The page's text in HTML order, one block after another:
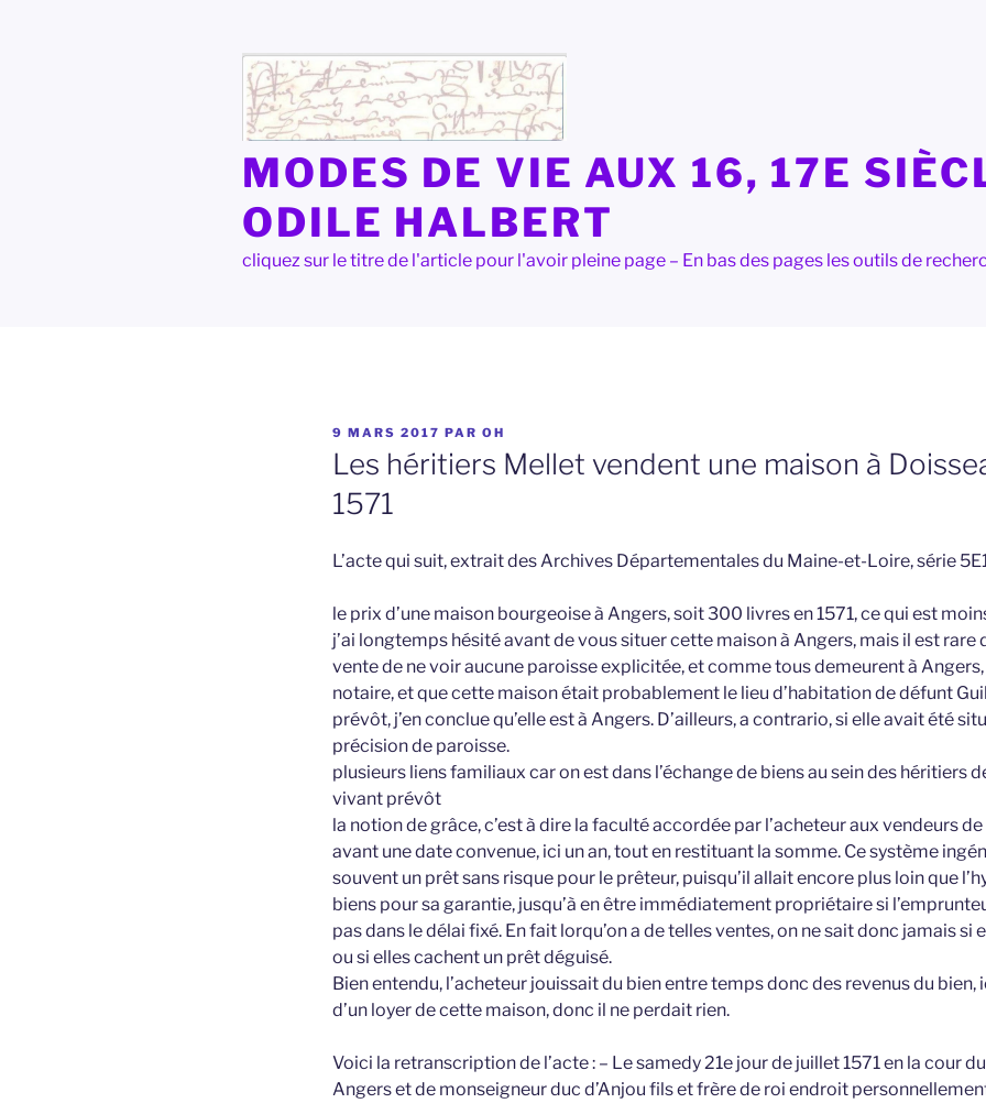
MODES DE VIE AUX 16, 17E
ODILE HALBERT
cliquez sur le titre de l'article pour l'avoir pleine page – En bas des pages les outils de
PUBLIÉ
LE
9 MARS 2017 PAR OH
Les héritiers Mellet vendent une maison à
1571
L’acte qui suit, extrait des Archives Départementales du Maine-et-Loire, série
le prix d’une maison bourgeoise à Angers, soit 300 livres en 1571, ce qui est
j’ai longtemps hésité avant de vous situer cette maison à Angers, mais il est rare
vente de ne voir aucune paroisse explicitée, et comme tous demeurent à
notaire, et que cette maison était probablement le lieu d’habitation de défunt
prévôt, j’en conclue qu’elle est à Angers. D’ailleurs, a contrario, si elle avait été
précision de paroisse.
plusieurs liens familiaux car on est dans l’échange de biens au sein des héritiers
vivant prévôt
la notion de grâce, c’est à dire la faculté accordée par l’acheteur aux vendeurs
avant une date convenue, ici un an, tout en restituant la somme. Ce système
souvent un prêt sans risque pour le prêteur, puisqu’il allait encore plus loin que
biens pour sa garantie, jusqu’à en être immédiatement propriétaire si
pas dans le délai fixé. En fait lorqu’on a de telles ventes, on ne sait donc jamais
ou si elles cachent un prêt déguisé.
Bien entendu, l’acheteur jouissait du bien entre temps donc des revenus du
d’un loyer de cette maison, donc il ne perdait rien.
Voici la retranscription de l’acte : – Le samedy 21e jour de juillet 1571 en la cour
Angers et de monseigneur duc d’Anjou fils et frère de roi endroit